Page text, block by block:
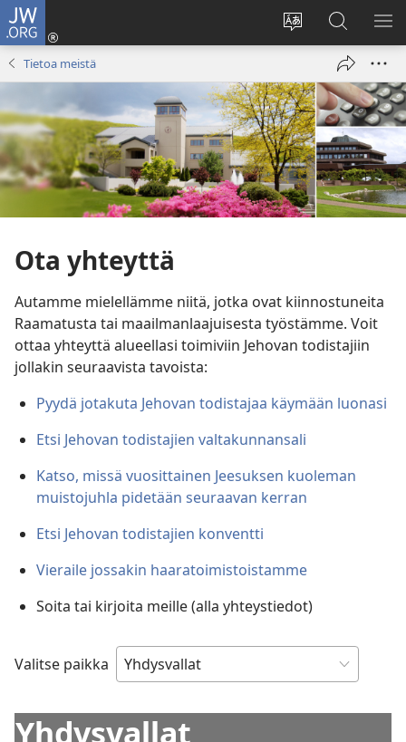
JW.ORG
Vaihda
sivuston
Kirjaudu
(avaa
Hae
JW.ORG-
sivustolta
Tietoa meistä
Ota yhteyttä
Autamme mielellämme niitä, jotka ovat kiinnostuneita
Raamatusta tai maailmanlaajuisesta työstämme. Voit
ottaa yhteyttä alueellasi toimiviin Jehovan todistajiin
jollakin seuraavista tavoista:
Pyydä jotakuta Jehovan todistajaa käymään luonasi
Etsi Jehovan todistajien valtakunnansali
Katso, missä vuosittainen Jeesuksen kuoleman
muistojuhla pidetään seuraavan kerran
Etsi Jehovan todistajien konventti
Vieraile jossakin haaratoimistoistamme
Soita tai kirjoita meille (alla yhteystiedot)
Valitse paikka
Yhdysvallat